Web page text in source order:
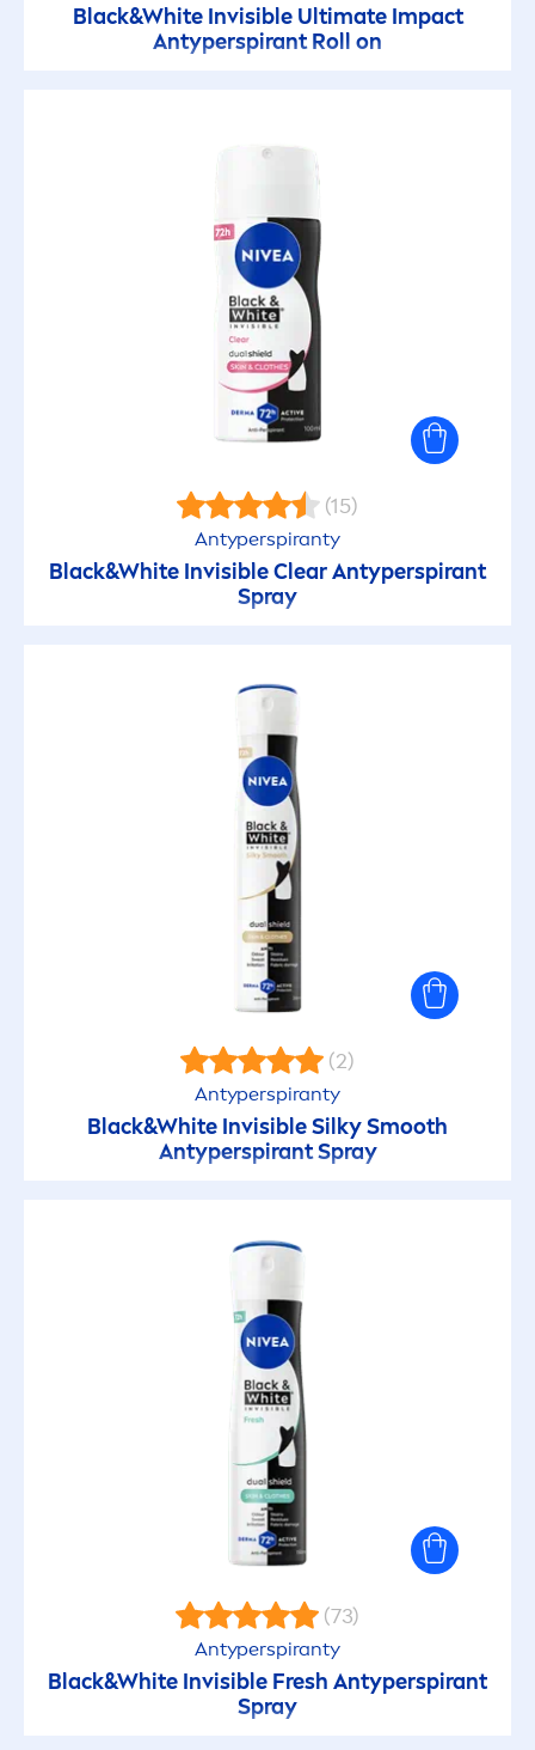
Black&WhiteInvisible Ultimate Impact
Antyperspirant Roll on
(15)
Antyperspiranty
Black&White Invisible Clear Antyperspirant
Spray
(2)
Antyperspiranty
Black&White Invisible Silky Smooth
Antyperspirant Spray
(73)
Antyperspiranty
Black&White Invisible Fresh Antyperspirant
Spray